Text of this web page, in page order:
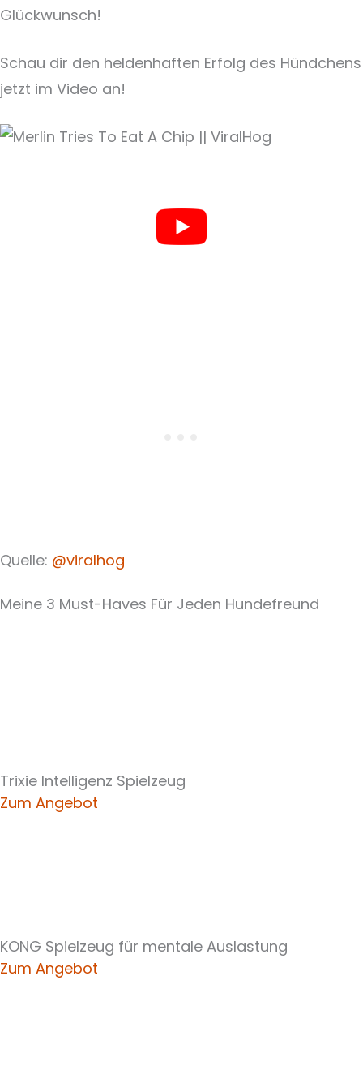
Glückwunsch!
Schau dir den heldenhaften Erfolg des Hündchens
jetzt im Video an!
Quelle: @viralhog
Meine 3 Must-Haves Für Jeden Hundefreund​
Trixie Intelligenz Spielzeug
Zum Angebot
KONG Spielzeug für mentale Auslastung
Zum Angebot